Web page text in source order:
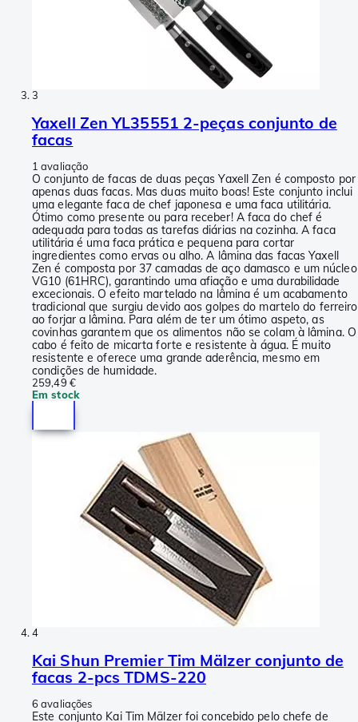
3
Yaxell Zen YL35551 2-peças conjunto de
facas
1 avaliação
O conjunto de facas de duas peças Yaxell Zen é composto por
apenas duas facas. Mas duas muito boas! Este conjunto inclui
uma elegante faca de chef japonesa e uma faca utilitária.
Ótimo como presente ou para receber! A faca do chef é
adequada para todas as tarefas diárias na cozinha. A faca
utilitária é uma faca prática e pequena para cortar
ingredientes como ervas ou alho. A lâmina das facas Yaxell
Zen é composta por 37 camadas de aço damasco e um núcleo
VG10 (61HRC), garantindo uma afiação e uma durabilidade
excecionais. O efeito martelado na lâmina é um acabamento
tradicional que surgiu devido aos golpes do martelo do ferreiro
ao forjar a lâmina. Para além de ter um ótimo aspeto, as
covinhas garantem que os alimentos não se colam à lâmina. O
cabo é feito de micarta forte e resistente à água. É muito
resistente e oferece uma grande aderência, mesmo em
condições de humidade.
259,49 €
Em stock
4
Kai Shun Premier Tim Mälzer conjunto de
facas 2-pcs TDMS-220
6 avaliações
Este conjunto Kai Tim Mälzer foi concebido pelo chefe de